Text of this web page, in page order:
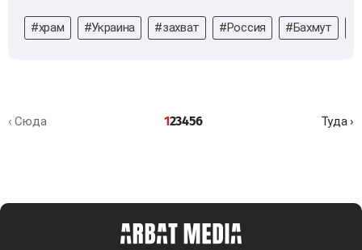
#храм #Украина #захват #Россия #Бахмут
‹ Сюда 123456 Туда ›